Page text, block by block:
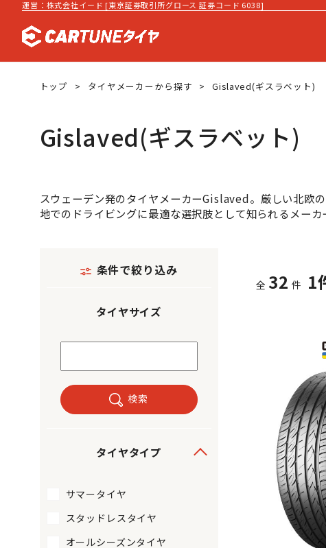
運営：株式会社イード [東京証券取引所グロース 証券コード 6038]
トップ タイヤメーカーから探す Gislaved(ギスラベット)
Gislaved(ギスラベット)
スウェーデン発のタイヤメーカーGislaved。厳しい北欧
地でのドライビングに最適な選択肢として知られるメーカ
条件で絞り込み
タイヤサイズ
検索
タイヤタイプ
サマータイヤ
スタッドレスタイヤ
オールシーズンタイヤ
全 32 件 1